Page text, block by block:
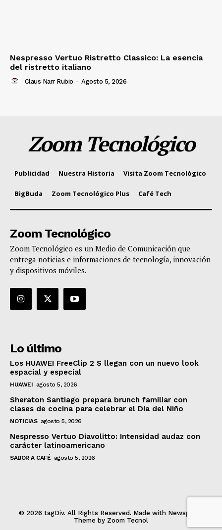
Nespresso Vertuo Ristretto Classico: La esencia
del ristretto italiano
Claus Narr Rubio - Agosto 5, 2026
Zoom Tecnológico
Publicidad Nuestra Historia Visita Zoom Tecnológico
BigBuda Zoom Tecnológico Plus Café Tech
Zoom Tecnológico
Zoom Tecnológico es un Medio de Comunicación que
entrega noticias e informaciones de tecnología, innovación
y dispositivos móviles.
Lo último
Los HUAWEI FreeClip 2 S llegan con un nuevo look
espacial y especial
HUAWEI agosto 5, 2026
Sheraton Santiago prepara brunch familiar con
clases de cocina para celebrar el Día del Niño
NOTICIAS agosto 5, 2026
Nespresso Vertuo Diavolitto: Intensidad audaz con
carácter latinoamericano
SABOR A CAFÉ agosto 5, 2026
© 2026 tagDiv. All Rights Reserved. Made with Newspaper
Theme by Zoom Tecnol